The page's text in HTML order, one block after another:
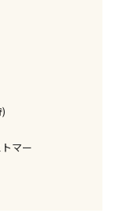
合わせの上、
マー